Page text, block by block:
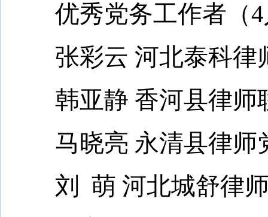
优秀党务工作者（4
张彩云 河北泰科律
韩亚静 香河县律师
马晓亮 永清县律师
刘 萌 河北城舒律师